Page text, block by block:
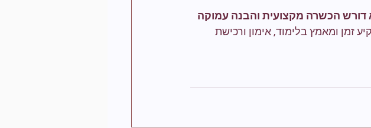
דורש הכשרה מקצועית והבנה עמוקה
זמן ומאמץ בלימוד, אימון ורכישת